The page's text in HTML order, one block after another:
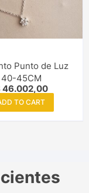
Punto de Luz
40-45CM
46.002,00
TO CART